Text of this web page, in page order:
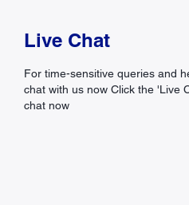
Live Chat
For time-sensitive queries and
chat with us now Click the 'Live
chat now